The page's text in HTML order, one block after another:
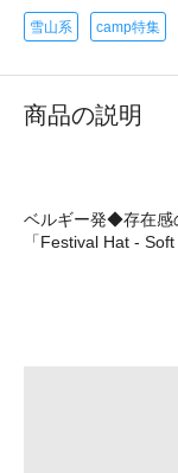
雪山系 camp特集
商品の説明
ベルギー発◆存在感
「Festival Hat - Soft